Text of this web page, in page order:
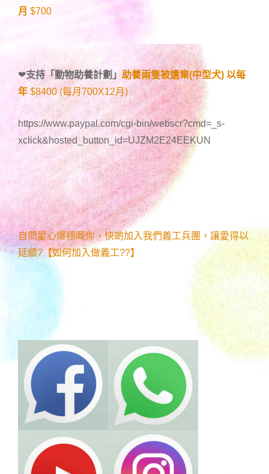
月 $700
❤支持「動物助養計劃 」 助養兩隻被遺棄(中型犬) 以每
年 $8400 (每月700X12月)
https://www.paypal.com/cgi-bin/webscr?cmd=_s-
xclick&hosted_button_id=UJZM2E24EEKUN
自問愛心爆棚嘅你，快啲加入我們義工兵團，讓愛得以
延續?【如何加入做義工??】